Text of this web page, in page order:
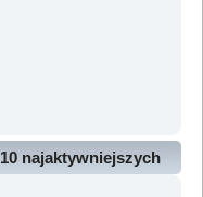
10 najaktywniejszych